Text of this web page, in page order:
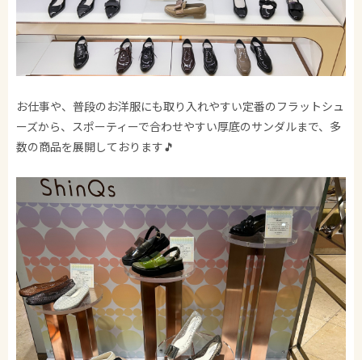
お仕事や、普段のお洋服にも取り入れやすい定番のフラットシュ
ーズから、スポーティーで合わせやすい厚底のサンダルまで、多
数の商品を展開しております🎵